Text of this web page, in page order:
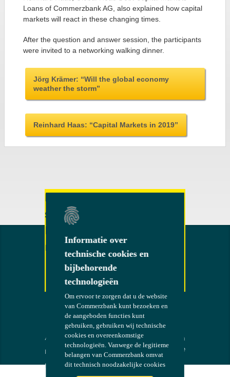
Loans of Commerzbank AG, also explained how capital
markets will react in these changing times.
After the question and answer session, the participants
were invited to a networking walking dinner.
Jörg Krämer: “Will the global economy
weather the storm”
Reinhard Haas: “Capital Markets in 2019”
Nog vragen of
suggesties?
Neem gerust contact
met ons op!
Contact
AV
Impressum
Naleving
COMMERZB
ANK
De bank aan
uw zijde
Informatie over
technische cookies en
bijbehorende
technologieën
Om ervoor te zorgen dat u de website
van Commerzbank kunt bezoeken en
de aangeboden functies kunt
gebruiken, gebruiken wij technische
cookies en overeenkomstige
technologieën. Vanwege de legitieme
belangen van Commerzbank omvat
dit technisch noodzakelijke cookies
en technologieën voor authenticatie,
Informatie over
technische cookies en
bijbehorende
technologieën
Om ervoor te zorgen dat u de website
van Commerzbank kunt bezoeken en
de aangeboden functies kunt
gebruiken, gebruiken wij technische
cookies en overeenkomstige
technologieën. Vanwege de legitieme
belangen van Commerzbank omvat
dit technisch noodzakelijke cookies
en technologieën voor authenticatie,